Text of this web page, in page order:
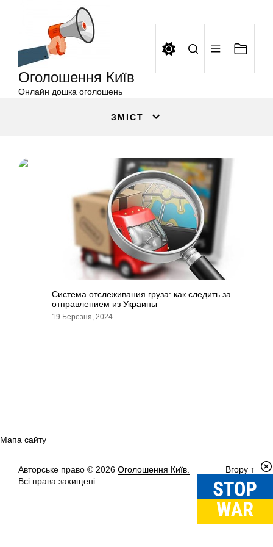
Оголошення Київ
Онлайн дошка оголошень
ЗМІСТ
Система отслеживания груза: как следить за
отправлением из Украины
19 Березня, 2024
Мапа сайту
Авторське право © 2026 Оголошення Київ.
Всі права захищені.
Вгору ↑